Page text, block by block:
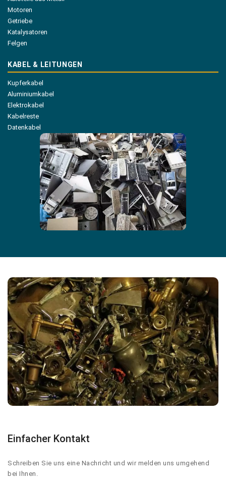
Motoren
Getriebe
Katalysatoren
Felgen
KABEL & LEITUNGEN
Kupferkabel
Aluminiumkabel
Elektrokabel
Kabelreste
Datenkabel
Einfacher Kontakt
Schreiben Sie uns eine Nachricht und wir melden uns umgehend
bei Ihnen.